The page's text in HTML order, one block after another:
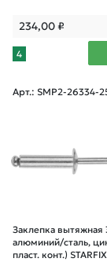
234,00₽
4
Арт.: SMP2-26334-
Заклепка вытяжная
алюминий/сталь,
пласт. конт.) STARFIX